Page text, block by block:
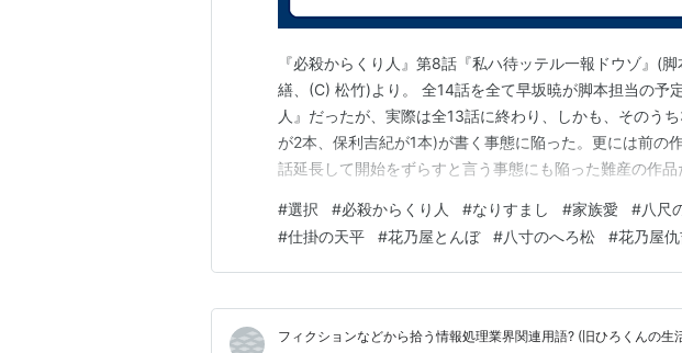
『必殺からくり人』第8話『私ハ待ッテル一報ドウゾ』(
繕、(C) 松竹)より。 全14話を全て早坂暁が脚本担当の予
人』だったが、実際は全13話に終わり、しかも、そのう
が2本、保利吉紀が1本)が書く事態に陥った。更には前の
話延長して開始をずらすと言う事態にも陥った難産の作
agua.jpn.org 第8話「私ハ待ッテル一報ドウゾ」
につけこみ、ニセモ…
#選択 #必殺からくり人 #なりすまし #家族愛 #八尺
#仕掛の天平 #花乃屋とんぼ #八寸のへろ松 #花乃屋
フィクションなどから拾う情報処理業界関連用語? (旧ひろくんの生